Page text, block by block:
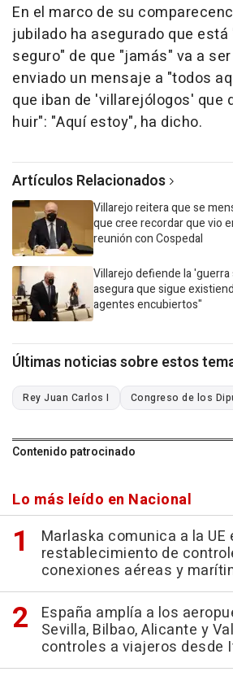
En el marco de su
jubilado ha asegurado que
seguro" de que "jamás" va a
enviado un mensaje a "todos
que iban de 'villarejólogos' que
huir": "Aquí estoy", ha dicho.
Artículos Relacionados
Villarejo reitera que se
que cree recordar que vio
reunión con Cospedal
Villarejo defiende la
asegura que sigue
agentes encubiertos"
Últimas noticias sobre estos
Rey Juan Carlos I Congreso de los
Contenido patrocinado
Lo más leído en Nacional
Marlaska comunica a la UE
restablecimiento de
conexiones aéreas y
España amplía a los
Sevilla, Bilbao, Alicante y
controles a viajeros desde